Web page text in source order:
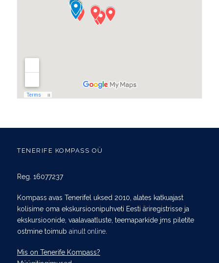
TENERIFE KOMPASS OÜ
Reg. 16077237
Kompass avas Tenerifel uksed 2010, alates katkuajast
kolisime oma ekskursioonipuhveti Eesti äriregistrisse ja
ekskursioonide, vaalavaatluste, teemaparkide jms piletite
ostmine toimub ainult online
Mis on Tenerife Kompass?